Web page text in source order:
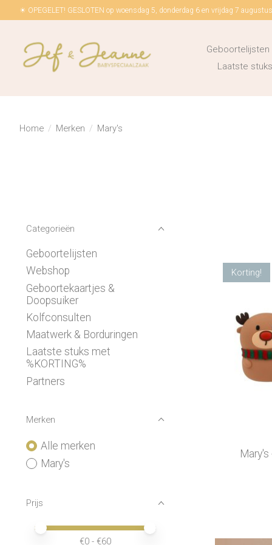
☀ OPEGELET! GESLOTEN op woensdag 5, donderdag 6 en vrijdag 7
Geboortelijsten
Laatste
Home / Merken / Mary's
Categorieën
Geboortelijsten
Webshop
Geboortekaartjes &
Doopsuiker
Kolfconsulten
Maatwerk & Borduringen
Laatste stuks met
%KORTING%
Partners
Merken
Alle merken
Mary's
Prijs
Minimale prijswaarde
Price maximum value
€0 - €60
Korting!